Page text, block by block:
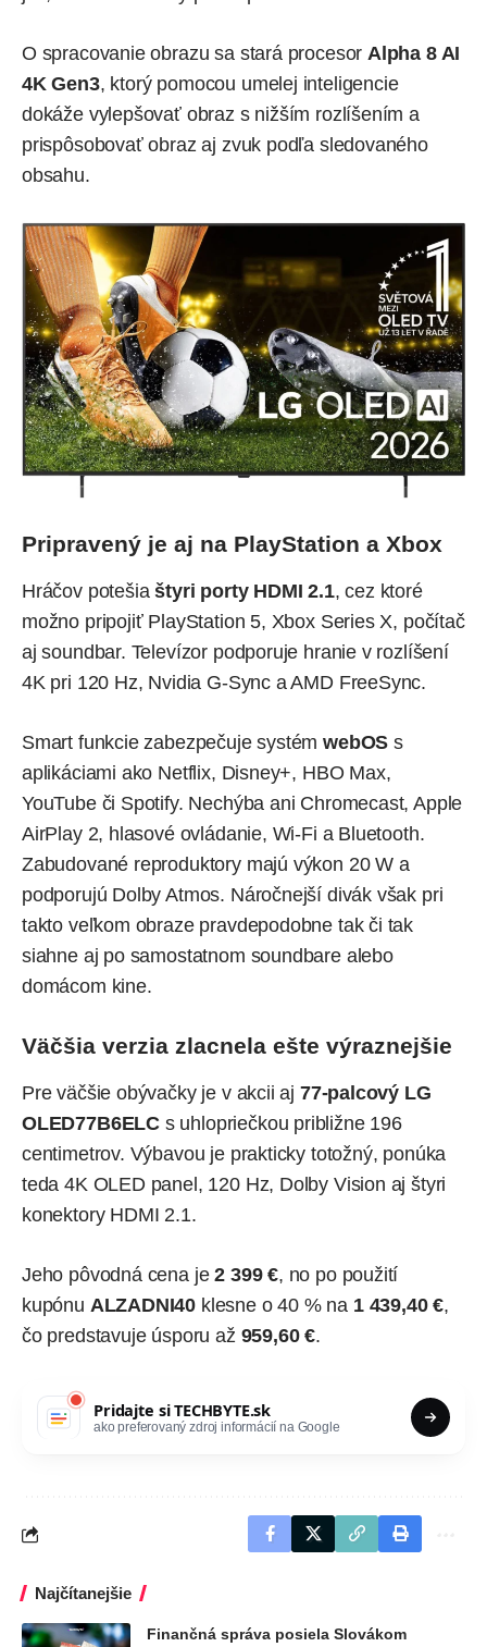
O spracovanie obrazu sa stará procesor Alpha 8 AI
4K Gen3, ktorý pomocou umelej inteligencie
dokáže vylepšovať obraz s nižším rozlíšením a
prispôsobovať obraz aj zvuk podľa sledovaného
obsahu.
Pripravený je aj na PlayStation a Xbox
Hráčov potešiaštyri porty HDMI 2.1, cez ktoré
možno pripojiť PlayStation 5, Xbox Series X, počítač
aj soundbar. Televízor podporuje hranie v rozlíšení
4K pri 120 Hz, Nvidia G-Sync a AMD FreeSync.
Smart funkcie zabezpečuje systémwebOS s
aplikáciami ako Netflix, Disney+, HBO Max,
YouTube či Spotify. Nechýba ani Chromecast, Apple
AirPlay 2, hlasové ovládanie, Wi-Fi a Bluetooth.
Zabudované reproduktory majú výkon 20 W a
podporujú Dolby Atmos. Náročnejší divák však pri
takto veľkom obraze pravdepodobne tak či tak
siahne aj po samostatnom soundbare alebo
domácom kine.
Väčšia verzia zlacnela ešte výraznejšie
Pre väčšie obývačky je v akcii aj 77-palcový LG
OLED77B6ELC s uhlopriečkou približne 196
centimetrov. Výbavou je prakticky totožný, ponúka
teda 4K OLED panel, 120 Hz, Dolby Vision aj štyri
konektory HDMI 2.1.
Jeho pôvodná cena je2 399 €, no po použití
kupónu ALZADNI40 klesne o 40 % na 1 439,40 €,
čo predstavuje úsporu až 959,60 €.
Pridajte siTECHBYTE.sk
ako preferovaný zdroj informácií na Google
Najčítanejšie
Finančná správa posiela Slovákom